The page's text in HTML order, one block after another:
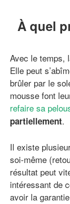
À quel
Avec le temps,
Elle peut
brûler par le
mousse font
refaire sa
partiellement.
Il existe
soi-même
résultat peut
intéressant de
avoir la